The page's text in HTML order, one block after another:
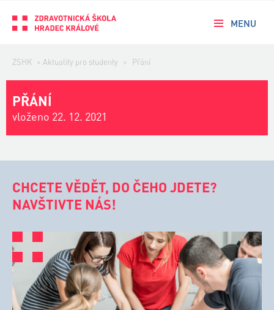
MENU
ZSHK > Aktuality pro studenty > Přání
PŘÁNÍ
vloženo 22. 12. 2021
CHCETE VĚDĚT, DO ČEHO JDETE?
NAVŠTIVTE NÁS!